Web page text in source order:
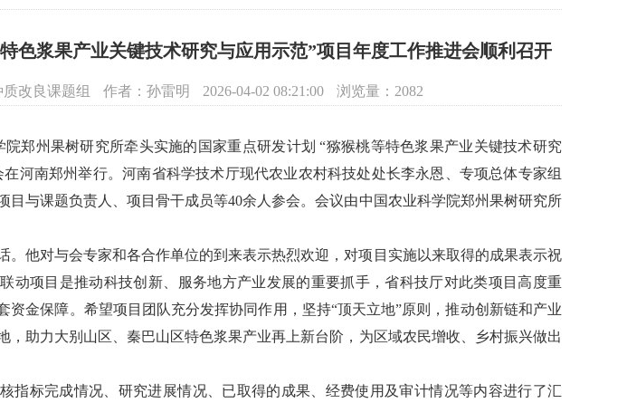
色浆果产业关键技术研究与应用示范”项目年度工作推进会顺利召开
改良课题组 作者：孙雷明 2026-04-02 08:21:00 浏览量： 2082
院郑州果树研究所牵头实施的国家重点研发计划 “猕猴桃等特色浆果产业关键技术研究
河南郑州举行。河南省科学技术厅现代农业农村科技处处长李永恩、专项总体专家组
目与课题负责人、项目骨干成员等40余人参会。会议由中国农业科学院郑州果树研究所
。他对与会专家和各合作单位的到来表示热烈欢迎，对项目实施以来取得的成果表示祝
动项目是推动科技创新、服务地方产业发展的重要抓手，省科技厅对此类项目高度重
资金保障。希望项目团队充分发挥协同作用，坚持“顶天立地”原则，推动创新链和产业
，助力大别山区、秦巴山区特色浆果产业再上新台阶，为区域农民增收、乡村振兴做出
指标完成情况、研究进展情况、已取得的成果、经费使用及审计情况等内容进行了汇